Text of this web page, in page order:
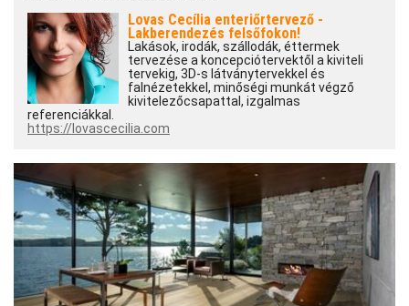
Lovas Cecília enteriőrtervező -
Lakberendezés felsőfokon!
Lakások, irodák, szállodák, éttermek
tervezése a koncepciótervektől a kiviteli
tervekig, 3D-s látványtervekkel és
falnézetekkel, minőségi munkát végző
kivitelezőcsapattal, izgalmas
referenciákkal.
https://lovascecilia.com